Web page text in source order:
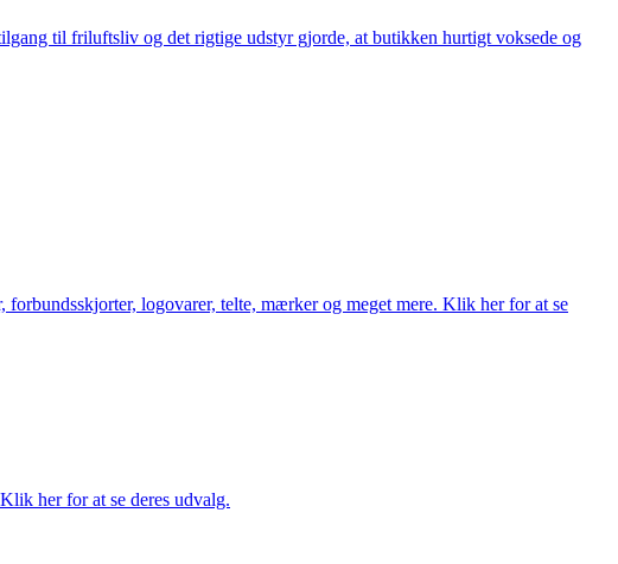
til friluftsliv og det rigtige udstyr gjorde, at butikken hurtigt voksede og
logovarer, telte, mærker og meget mere. Klik her for at se
her for at se deres udvalg.